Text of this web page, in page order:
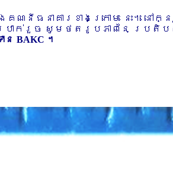
គណនីធនាគារខាងក្រោម នេះ។
ាក់រួច សូមថតរូបភាពនៃ ប្រតិបត្
ន BAKC ។